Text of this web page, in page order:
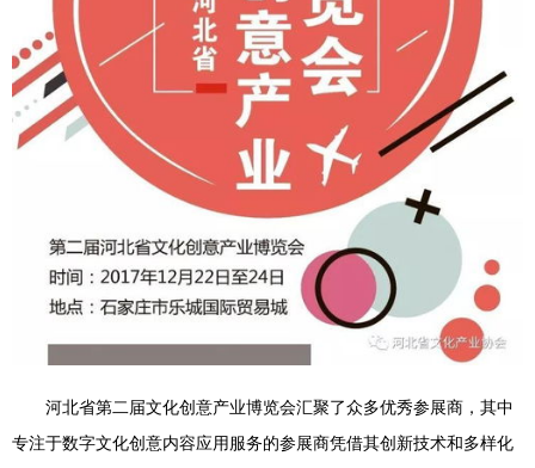
河北省第二届文化创意产业博览会汇聚了众多优秀参展商，其中
专注于数字文化创意内容应用服务的参展商凭借其创新技术和多样化